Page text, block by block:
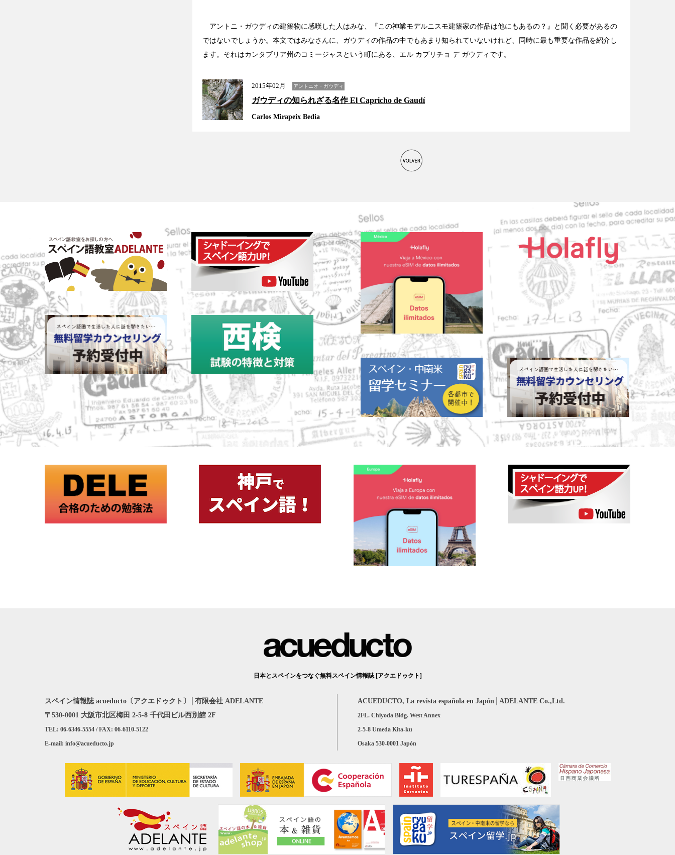
アントニ・ガウディの建築物に感嘆した人はみな、『この神業モデルニスモ建築家の作品は他にもあるの？』と聞く必要があるの
ではないでしょうか。本文ではみなさんに、ガウディの作品の中でもあまり知られていないけれど、同時に最も重要な作品を紹介し
ます。それはカンタブリア州のコミージャスという町にある、エル カプリチョ デ ガウディです。
2015年02月 アントニオ・ガウディ
ガウディの知られざる名作 El Capricho de Gaudí
Carlos Mirapeix Bedia
日本とスペインをつなぐ無料スペイン情報誌 [アクエドゥクト]
スペイン情報誌 acueducto〔アクエドゥクト〕│有限会社 ADELANTE
〒530-0001 大阪市北区梅田 2-5-8 千代田ビル西別館 2F
TEL: 06-6346-5554 / FAX: 06-6110-5122
E-mail: info@acueducto.jp
ACUEDUCTO, La revista española en Japón│ADELANTE Co.,Ltd.
2FL. Chiyoda Bldg. West Annex
2-5-8 Umeda Kita-ku
Osaka 530-0001 Japón